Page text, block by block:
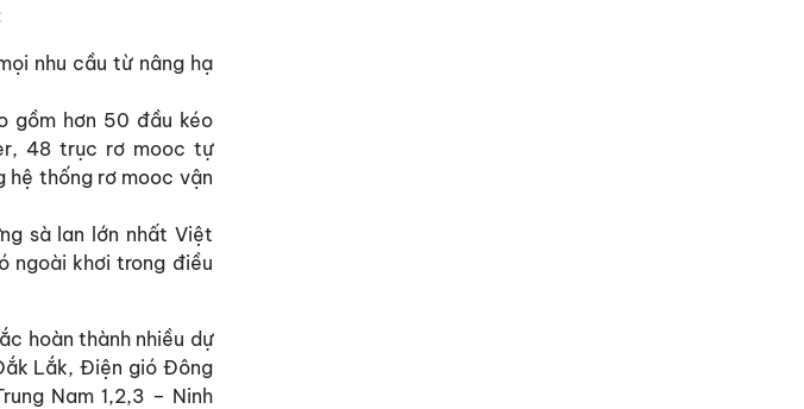
nhu cầu từ nâng hạ
gồm hơn 50 đầu kéo
48 trục rơ mooc tự
thống rơ mooc vận
sà lan lớn nhất Việt
ngoài khơi trong điều
hoàn thành nhiều dự
Lắk, Điện gió Đông
Nam 1,2,3 – Ninh